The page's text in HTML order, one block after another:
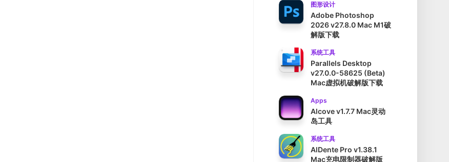
图形设计
Adobe Photoshop
2026 v27.8.0 Mac M1破
解版下载
系统工具
Parallels Desktop
v27.0.0-58625 (Beta)
Mac虚拟机破解版下载
Apps
Alcove v1.7.7 Mac灵动
岛工具
系统工具
AlDente Pro v1.38.1
Mac充电限制器破解版